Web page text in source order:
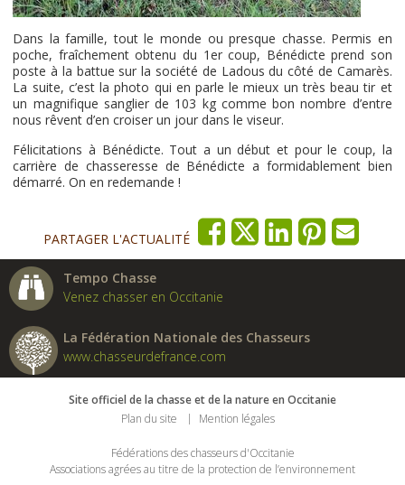
Dans la famille, tout le monde ou presque chasse. Permis en
poche, fraîchement obtenu du 1er coup, Bénédicte prend son
poste à la battue sur la société de Ladous du côté de Camarès.
La suite, c’est la photo qui en parle le mieux un très beau tir et
un magnifique sanglier de 103 kg comme bon nombre d’entre
nous rêvent d’en croiser un jour dans le viseur.
Félicitations à Bénédicte. Tout a un début et pour le coup, la
carrière de chasseresse de Bénédicte a formidablement bien
démarré. On en redemande !
PARTAGER L'ACTUALITÉ
Tempo Chasse
Venez chasser en Occitanie
La Fédération Nationale des Chasseurs
www.chasseurdefrance.com
Site officiel de la chasse et de la nature en Occitanie
Plan du site
Mention légales
Fédérations des chasseurs d'Occitanie
Associations agrées au titre de la protection de l’environnement